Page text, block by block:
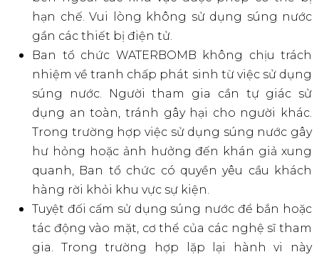
phân phối vé cho mục đích quảng cáo mà
không có sự cho phép của Ban Tổ Chức.
Các trường hợp làm giả vé sẽ phải chịu trách
nhiệm trước pháp luật.
Ban Tổ Chức có quyền từ chối cho vào và/hoặc
mời ra ngoài đối với bất kỳ cá nhân nào, vào
bất kỳ lúc nào nếu người đó vi phạm bất kỳ
Điều khoản & Quy định nào của Ban Tổ Chức.
Trong mọi trường hợp, quyết định của Ban Tổ
Chức là quyết định cuối cùng.
Lưu Ý Tại Sự Kiện
Các nghệ sĩ biểu diễn theo ngày khác nhau.